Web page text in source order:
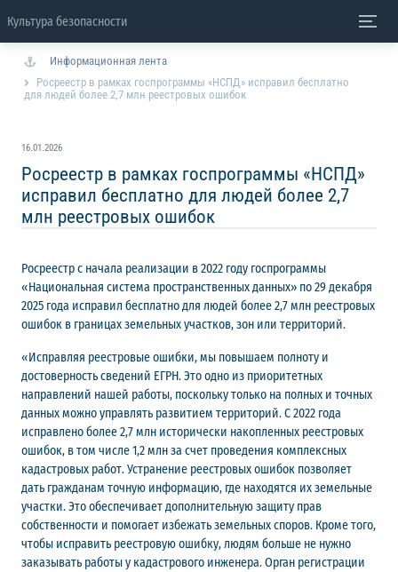
Культура безопасности
Информационная лента
Росреестр в рамках госпрограммы «НСПД» исправил бесплатно
для людей более 2,7 млн реестровых ошибок
16.01.2026
Росреестр в рамках госпрограммы «НСПД»
исправил бесплатно для людей более 2,7
млн реестровых ошибок
Росреестр с начала реализации в 2022 году госпрограммы
«Национальная система пространственных данных» по 29 декабря
2025 года исправил бесплатно для людей более 2,7 млн реестровых
ошибок в границах земельных участков, зон или территорий.
«Исправляя реестровые ошибки, мы повышаем полноту и
достоверность сведений ЕГРН. Это одно из приоритетных
направлений нашей работы, поскольку только на полных и точных
данных можно управлять развитием территорий. С 2022 года
исправлено более 2,7 млн исторически накопленных реестровых
ошибок, в том числе 1,2 млн за счет проведения комплексных
кадастровых работ. Устранение реестровых ошибок позволяет
дать гражданам точную информацию, где находятся их земельные
участки. Это обеспечивает дополнительную защиту прав
собственности и помогает избежать земельных споров. Кроме того,
чтобы исправить реестровую ошибку, людям больше не нужно
заказывать работы у кадастрового инженера. Орган регистрации